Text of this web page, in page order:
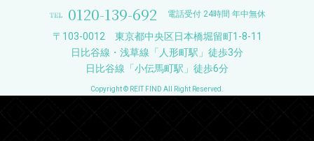
0120-139-692 電話受付 24時間 年中無休
〒103-0012 東京都中央区日本橋堀留町1-8-11
日比谷線・浅草線「人形町駅」徒歩3分
日比谷線「小伝馬町駅」徒歩6分
Copyright © REIT FIND All Right Reserved.